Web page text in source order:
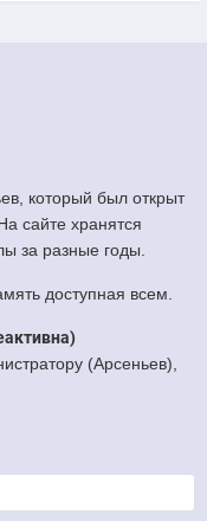
который был открыт
сайте хранятся
за разные годы.
доступная всем.
(Арсеньев),